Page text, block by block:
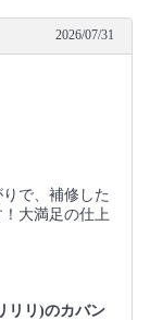
2026/07/31
で、補修した
大満足の仕上
リリ)のカバン